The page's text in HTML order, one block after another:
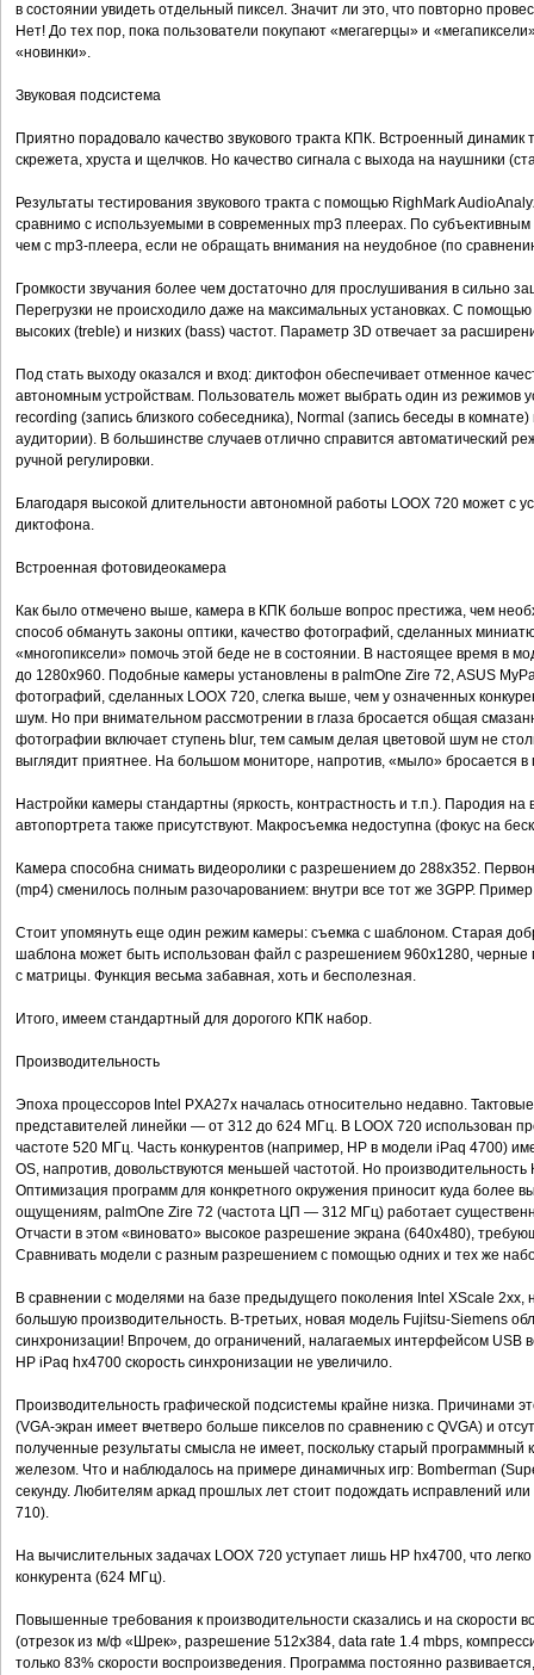
в состоянии увидеть отдельный пиксел. Значит ли это, что повторно
Нет! До тех пор, пока пользователи покупают «мегагерцы» и
«новинки».
Звуковая подсистема
Приятно порадовало качество звукового тракта КПК. Встроенный
скрежета, хруста и щелчков. Но качество сигнала с выхода на наушники
Результаты тестирования звукового тракта с помощью RighMark
сравнимо с используемыми в современных mp3 плеерах. По
чем с mp3-плеера, если не обращать внимания на неудобное (по
Громкости звучания более чем достаточно для прослушивания в сильно
Перегрузки не происходило даже на максимальных установках. С
высоких (treble) и низких (bass) частот. Параметр 3D отвечает за
Под стать выходу оказался и вход: диктофон обеспечивает отменное
автономным устройствам. Пользователь может выбрать один из режимов
recording (запись близкого собеседника), Normal (запись беседы в
аудитории). В большинстве случаев отлично справится автоматический
ручной регулировки.
Благодаря высокой длительности автономной работы LOOX 720 может с
диктофона.
Встроенная фотовидеокамера
Как было отмечено выше, камера в КПК больше вопрос престижа, чем
способ обмануть законы оптики, качество фотографий, сделанных
«многопиксели» помочь этой беде не в состоянии. В настоящее время в
до 1280x960. Подобные камеры установлены в palmOne Zire 72, ASUS
фотографий, сделанных LOOX 720, слегка выше, чем у означенных
шум. Но при внимательном рассмотрении в глаза бросается общая
фотографии включает ступень blur, тем самым делая цветовой шум не
выглядит приятнее. На большом мониторе, напротив, «мыло» бросается в
Настройки камеры стандартны (яркость, контрастность и т.п.). Пародия
автопортрета также присутствуют. Макросъемка недоступна (фокус на
Камера способна снимать видеоролики с разрешением до 288x352.
(mp4) сменилось полным разочарованием: внутри все тот же 3GPP.
Стоит упомянуть еще один режим камеры: съемка с шаблоном. Старая
шаблона может быть использован файл с разрешением 960x1280, черные
с матрицы. Функция весьма забавная, хоть и бесполезная.
Итого, имеем стандартный для дорогого КПК набор.
Производительность
Эпоха процессоров Intel PXA27x началась относительно недавно.
представителей линейки — от 312 до 624 МГц. В LOOX 720 использован
частоте 520 МГц. Часть конкурентов (например, HP в модели iPaq 4700)
OS, напротив, довольствуются меньшей частотой. Но
Оптимизация программ для конкретного окружения приносит куда более
ощущениям, palmOne Zire 72 (частота ЦП — 312 МГц) работает
Отчасти в этом «виновато» высокое разрешение экрана (640x480),
Сравнивать модели с разным разрешением с помощью одних и тех же
В сравнении с моделями на базе предыдущего поколения Intel XScale 2xx,
большую производительность. В-третьих, новая модель Fujitsu-Siemens
синхронизации! Впрочем, до ограничений, налагаемых интерфейсом USB
HP iPaq hx4700 скорость синхронизации не увеличило.
Производительность графической подсистемы крайне низка. Причинами
(VGA-экран имеет вчетверо больше пикселов по сравнению с QVGA) и
полученные результаты смысла не имеет, поскольку старый программный
железом. Что и наблюдалось на примере динамичных игр: Bomberman
секунду. Любителям аркад прошлых лет стоит подождать исправлений или
710).
На вычислительных задачах LOOX 720 уступает лишь HP hx4700, что
конкурента (624 МГц).
Повышенные требования к производительности сказались и на скорости
(отрезок из м/ф «Шрек», разрешение 512x384, data rate 1.4 mbps,
только 83% скорости воспроизведения. Программа постоянно